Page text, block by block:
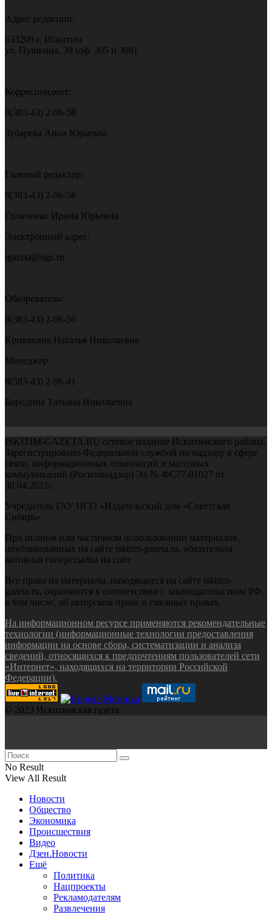
Адрес редакции:
633209 г. Искитим
ул. Пушкина, 39 (оф. 305 и 308)
Корреспондент:
8(383-43) 2-06-58
Зубарева Анна Юрьевна
Главный редактор:
8(383-43) 2-06-56
Голиченко Ирина Юрьевна
Электронный адрес:
igazeta@ngs.ru
Обозреватель:
8(383-43) 2-06-56
Кривякина Наталья Николаевна
Менеджер:
8(383-43) 2-06-41
Бородина Татьяна Николаевна
ISKITIM-GAZETA.RU сетевое издание Искитимского района.
Зарегистрировано Федеральной службой по надзору в сфере
связи, информационных технологий и массовых
коммуникаций (Роскомнадзор) Эл № ФС77-81027 от
30.04.2021г.
Учредитель ГАУ НСО «Издательский дом «Советская
Сибирь»
При полном или частичном использовании материалов,
опубликованных на сайте iskitim-gazeta.ru, обязательна
активная гиперссылка на сайт
Все права на материалы, находящиеся на сайте iskitim-
gazeta.ru, охраняются в соответствии с законодательством РФ,
в том числе, об авторском праве и смежных правах.
На информационном ресурсе применяются рекомендательные
технологии (информационные технологии предоставления
информации на основе сбора, систематизации и анализа
сведений, относящихся к предпочтениям пользователей сети
«Интернет», находящихся на территории Российской
Федерации).
© 2023 Искитимская газета
No Result
View All Result
Новости
Общество
Экономика
Происшествия
Видео
Дзен.Новости
Ещё
Политика
Нацпроекты
Рекламодателям
Развлечения